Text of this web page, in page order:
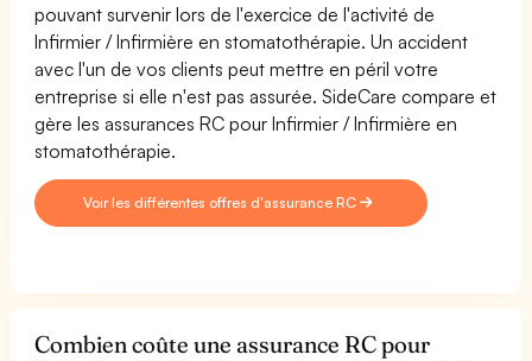
pouvant survenir lors de l'exercice de l'activité de
Infirmier / Infirmière en stomatothérapie. Un accident
avec l'un de vos clients peut mettre en péril votre
entreprise si elle n'est pas assurée. SideCare compare et
gère les assurances RC pour Infirmier / Infirmière en
stomatothérapie.
Voir les différentes offres d'assurance RC
Combien coûte une assurance RC pour